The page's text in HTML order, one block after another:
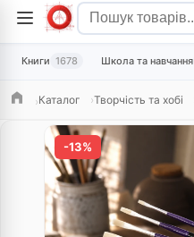
Книги 1678 Школа та навчання
ГоловнаКаталог Творчість та хобі
-13%